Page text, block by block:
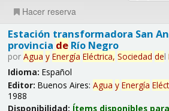
Hacer reserva
Estación transformadora San
provincia deRío Negro
por Agua y Energía Eléctrica, Sociedad del
Idioma: Español
Editor: Buenos Aires: Agua y Energía
1988
Disponibilidad: Ítems disponibles